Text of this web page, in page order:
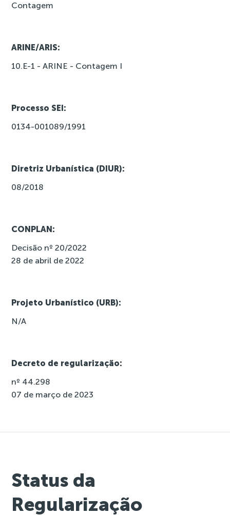
Contagem
ARINE/ARIS:
10.E-1 - ARINE - Contagem I
Processo SEI:
0134-001089/1991
Diretriz Urbanística (DIUR):
08/2018
CONPLAN:
Decisão nº 20/2022
28 de abril de 2022
Projeto Urbanístico (URB):
N/A
Decreto de regularização:
nº 44.298
07 de março de 2023
Status da
Regularização